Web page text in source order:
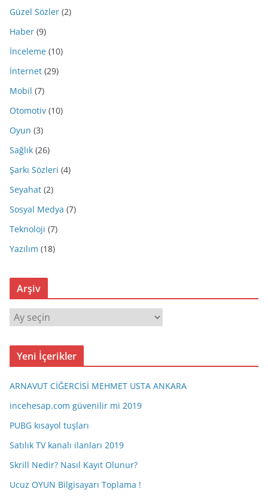
Güzel Sözler (2)
Haber (9)
İnceleme (10)
İnternet (29)
Mobil (7)
Otomotiv (10)
Oyun (3)
Sağlık (26)
Şarkı Sözleri (4)
Seyahat (2)
Sosyal Medya (7)
Teknoloji (7)
Yazılım (18)
Arşiv
r
ş
Yeni İçerikler
ARNAVUT CİĞERCİSİ MEHMET USTA ANKARA
incehesap.com güvenilir mi 2019
PUBG kısayol tuşları
Satılık TV kanalı ilanları 2019
Skrill Nedir? Nasıl Kayıt Olunur?
Ucuz OYUN Bilgisayarı Toplama !